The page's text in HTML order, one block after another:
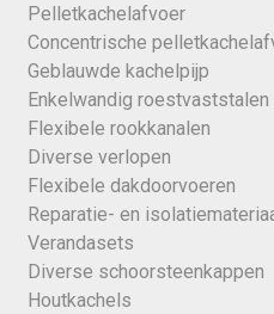
Pelletkachelafvoer
Concentrische
Geblauwde kachelpijp
Enkelwandig roestvaststalen
Flexibele rookkanalen
Diverse verlopen
Flexibele dakdoorvoeren
Reparatie- en
Verandasets
Diverse schoorsteenkappen
Houtkachels